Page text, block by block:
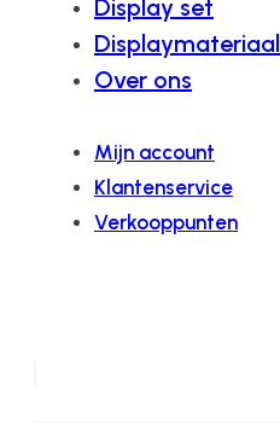
Display set
Displaymateriaal
Over ons
Mijn account
Klantenservice
Verkooppunten